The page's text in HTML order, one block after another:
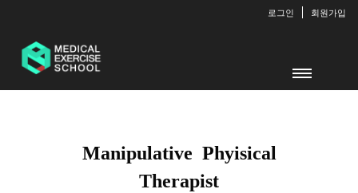
로그인 회원가입
Manipulative Phyisical
Therapist